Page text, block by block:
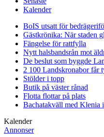
Kalender
BoIS utsatt för
Gästkrönika: När staden
Fängelse för rattfylla
Nytt halsbandsrån mot
De beslut som byggde
2 100 Landskronabor får
Stölder i topp
Butik på väster rånad
Flotta flottar på plats
Bachatakväll med Klenia
Kalender
Annonser